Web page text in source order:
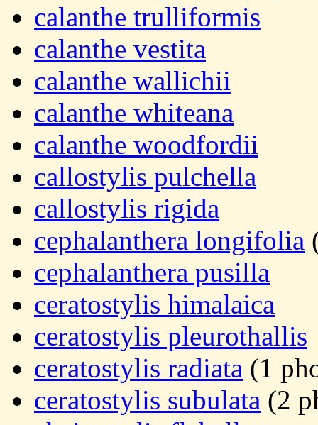
calanthe trulliformis
calanthe vestita
calanthe wallichii
calanthe whiteana
calanthe woodfordii
callostylis pulchella
callostylis rigida
cephalanthera longifolia
cephalanthera pusilla
ceratostylis himalaica
ceratostylis pleurothallis
ceratostylis radiata (1
ceratostylis subulata (2